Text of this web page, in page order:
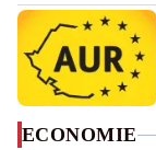
ECONOMIE